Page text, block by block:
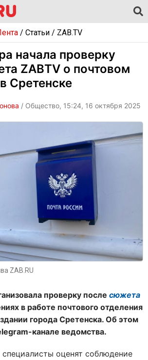
/ Статьи/ ZAB.TV
начала проверку
ZABTV о почтовом
Сретенске
/ Общество, 15:24, 16 октября 2025
ZAB.RU
проверку после сюжета
в работе почтового отделения
города Сретенска. Об этом
канале ведомства.
оценят соблюдение